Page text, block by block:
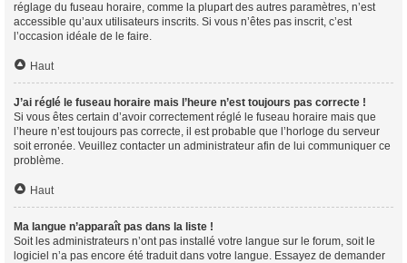
réglage du fuseau horaire, comme la plupart des autres paramètres, n’est
accessible qu’aux utilisateurs inscrits. Si vous n’êtes pas inscrit, c’est
l’occasion idéale de le faire.
Haut
J’ai réglé le fuseau horaire mais l’heure n’est toujours pas correcte !
Si vous êtes certain d’avoir correctement réglé le fuseau horaire mais que
l’heure n’est toujours pas correcte, il est probable que l’horloge du serveur
soit erronée. Veuillez contacter un administrateur afin de lui communiquer ce
problème.
Haut
Ma langue n’apparaît pas dans la liste !
Soit les administrateurs n’ont pas installé votre langue sur le forum, soit le
logiciel n’a pas encore été traduit dans votre langue. Essayez de demander